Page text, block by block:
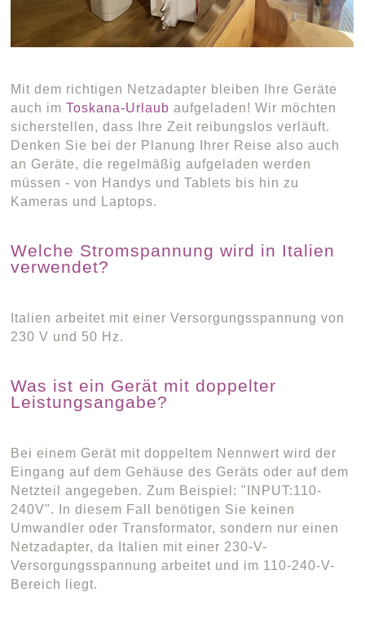
Mit dem richtigen Netzadapter bleiben Ihre Geräte
auch imToskana-Urlaub aufgeladen! Wir möchten
sicherstellen, dass Ihre Zeit reibungslos verläuft.
Denken Sie bei der Planung Ihrer Reise also auch
an Geräte, die regelmäßig aufgeladen werden
müssen - von Handys und Tablets bis hin zu
Kameras und Laptops.
Welche Stromspannung wird in Italien
verwendet?
Italien arbeitet mit einer Versorgungsspannung von
230 V und 50 Hz.
Was ist ein Gerät mit doppelter
Leistungsangabe?
Bei einem Gerät mit doppeltem Nennwert wird der
Eingang auf dem Gehäuse des Geräts oder auf dem
Netzteil angegeben. Zum Beispiel: "INPUT:110-
240V". In diesem Fall benötigen Sie keinen
Umwandler oder Transformator, sondern nur einen
Netzadapter, da Italien mit einer 230-V-
Versorgungsspannung arbeitet und im 110-240-V-
Bereich liegt.